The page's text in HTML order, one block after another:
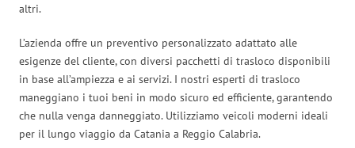
altri.
L’azienda offre un preventivo personalizzato adattato alle
esigenze del cliente, con diversi pacchetti di trasloco disponibili
in base all’ampiezza e ai servizi. I nostri esperti di trasloco
maneggiano i tuoi beni in modo sicuro ed efficiente, garantendo
che nulla venga danneggiato. Utilizziamo veicoli moderni ideali
per il lungo viaggio da Catania a Reggio Calabria.